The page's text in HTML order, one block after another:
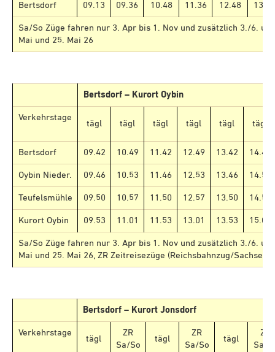
Bertsdorf 09.13 09.36 10.48 11.36 12.48 13.36
Sa/So Züge fahren nur 3. Apr bis 1. Nov und zusätzlich 3./6.
Mai und 25. Mai 26
Bertsdorf – Kurort Oybin
Verkehrstage
tägl tägl tägl tägl tägl tägl
Bertsdorf 09.42 10.49 11.42 12.49 13.42 14.49
Oybin Nieder. 09.46 10.53 11.46 12.53 13.46 14.53
Teufelsmühle 09.50 10.57 11.50 12.57 13.50 14.57
Kurort Oybin 09.53 11.01 11.53 13.01 13.53 15.01
Sa/So Züge fahren nur 3. Apr bis 1. Nov und zusätzlich 3./6.
Mai und 25. Mai 26, ZR Zeitreisezüge (Reichsbahnzug/
Bertsdorf – Kurort Jonsdorf
Verkehrstage
tägl
ZR
Sa/So
tägl
ZR
Sa/So
tägl
ZR
Sa/